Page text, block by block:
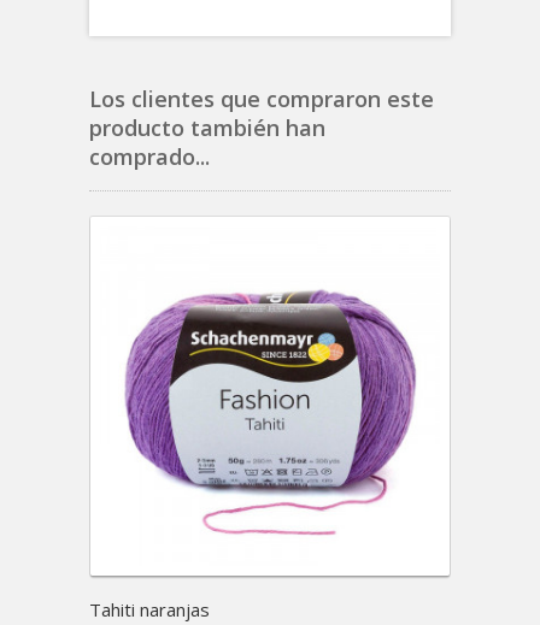
Los clientes que compraron este
producto también han
comprado...
Tahiti naranjas